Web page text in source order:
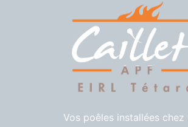
Vos poêles installées chez